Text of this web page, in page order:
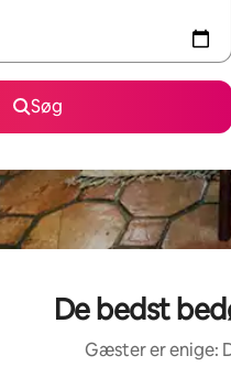
Søg
De bedst
Gæster er enige: